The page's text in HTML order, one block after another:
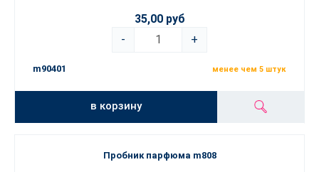
35,00 руб
-
+
m90401 менее чем 5 штук
в корзину
Пробник парфюма m808